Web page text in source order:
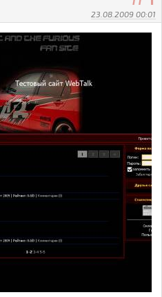
23.08.2009 00:01